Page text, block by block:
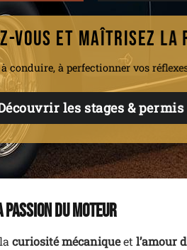
VOUS ET MAÎTRISEZ LA
conduire, à perfectionner vos
les stages & permis
du moteur
lacuriosité mécaniqueetl’amour